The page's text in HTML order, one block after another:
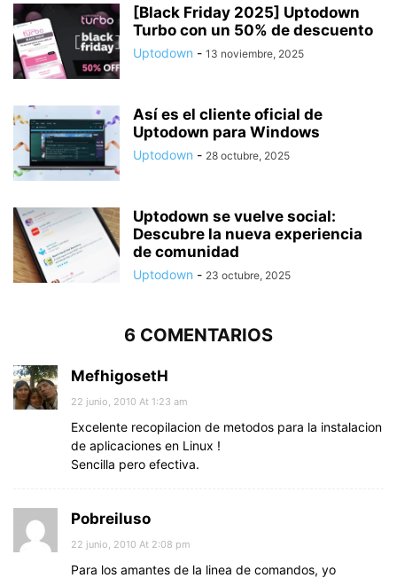
[Black Friday 2025] Uptodown
Turbo con un 50% de descuento
Uptodown - 13 noviembre, 2025
Así es el cliente oficial de
Uptodown para Windows
Uptodown - 28 octubre, 2025
Uptodown se vuelve social:
Descubre la nueva experiencia
de comunidad
Uptodown - 23 octubre, 2025
6 COMENTARIOS
MefhigosetH
22 junio, 2010 At 1:23 am
Excelente recopilacion de metodos para la instalacion
de aplicaciones en Linux !
Sencilla pero efectiva.
Pobreiluso
22 junio, 2010 At 2:08 pm
Para los amantes de la linea de comandos, yo